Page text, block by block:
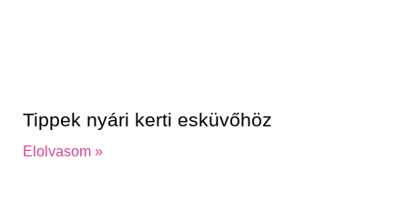
Tippek nyári kerti esküvőhöz
Elolvasom »